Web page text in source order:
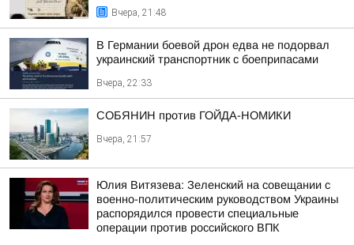
Вчера, 21:48
В Германии боевой дрон едва не подорвал
украинский транспортник с боеприпасами
Вчера, 22:33
СОБЯНИН против ГОЙДА-НОМИКИ
Вчера, 21:57
Юлия Витязева: Зеленский на совещании с
военно-политическим руководством Украины
распорядился провести специальные
операции против российского ВПК